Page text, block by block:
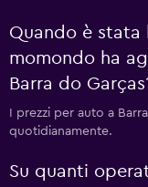
Quando è
momondo ha
Barra do
I prezzi per auto a
quotidianamente.
Su quanti